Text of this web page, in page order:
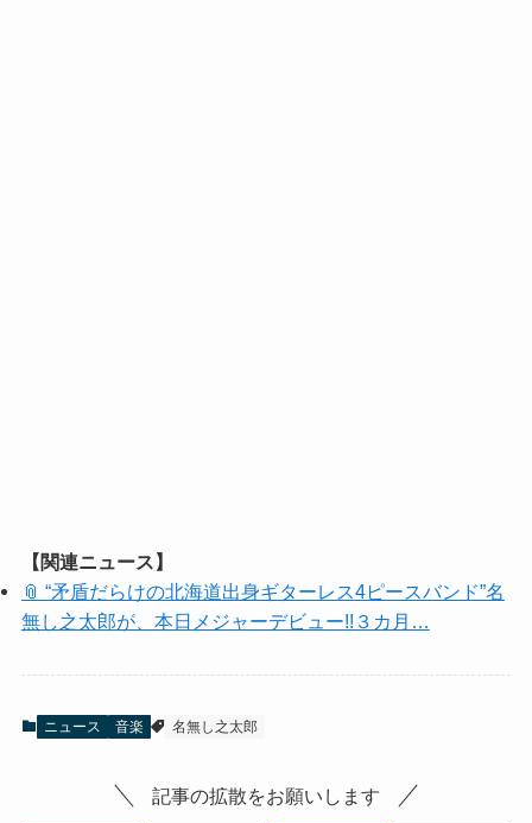
【関連ニュース】
📎 “矛盾だらけの北海道出身ギターレス4ピースバンド”名
無し之太郎が、本日メジャーデビュー!!３カ月…
ニュース 音楽 名無し之太郎
記事の拡散をお願いします